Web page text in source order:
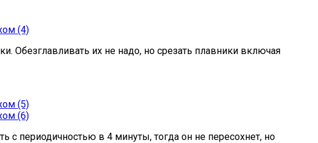
Обезглавливать их не надо, но срезать плавники включая
периодичностью в 4 минуты, тогда он не пересохнет, но